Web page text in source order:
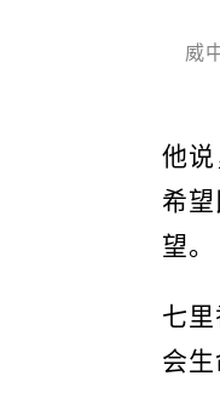
威
他
希
望。
七
会